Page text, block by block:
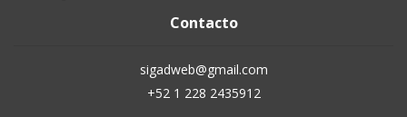
Contacto
sigadweb@gmail.com
+52 1 228 2435912